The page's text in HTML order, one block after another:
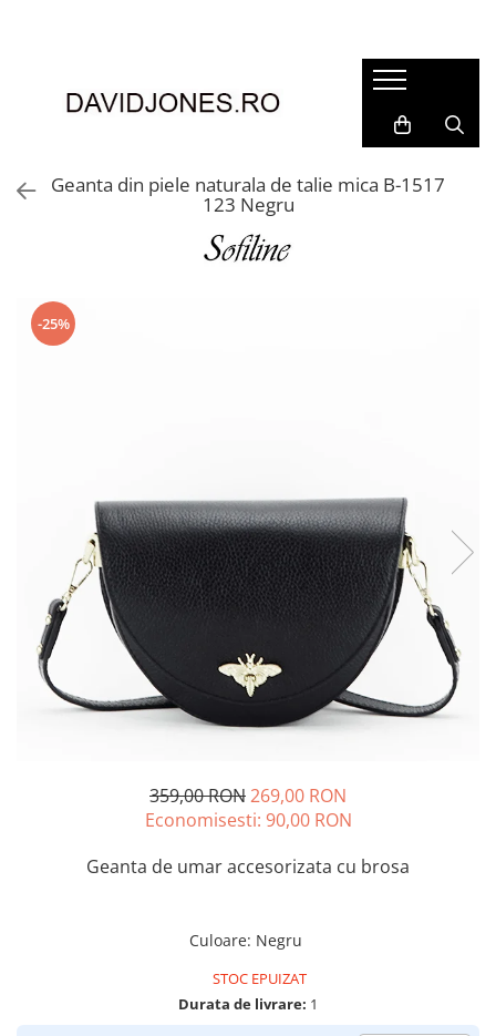
Accesorii
Genti din piele
Incaltaminte
Cizme si botine
Geanta din piele naturala de talie mica B-1517
123 Negru
-25%
359,00 RON269,00 RON
Economisesti: 90,00 RON
Geanta de umar accesorizata cu brosa
Culoare: Negru
STOC EPUIZAT
Durata de livrare: 1